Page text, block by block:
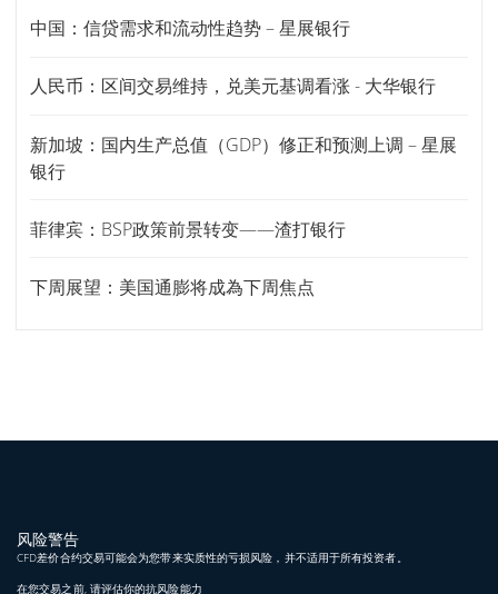
中国：信贷需求和流动性趋势 – 星展银行
人民币：区间交易维持，兑美元基调看涨 - 大华银行
新加坡：国内生产总值（GDP）修正和预测上调 – 星展
银行
菲律宾：BSP政策前景转变——渣打银行
下周展望：美国通膨将成為下周焦点
风险警告
CFD差价合约交易可能会为您带来实质性的亏损风险，并不适用于所有投资者。
在您交易之前, 请评估你的抗风险能力